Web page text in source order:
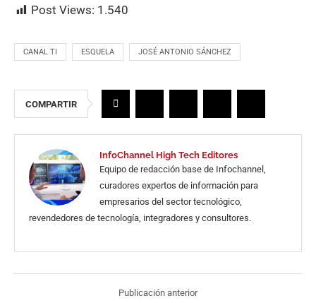
Post Views: 1.540
CANAL TI ESQUELA JOSÉ ANTONIO SÁNCHEZ
COMPARTIR
InfoChannel High Tech Editores
Equipo de redacción base de Infochannel,
curadores expertos de información para
empresarios del sector tecnológico,
revendedores de tecnología, integradores y consultores.
Publicación anterior